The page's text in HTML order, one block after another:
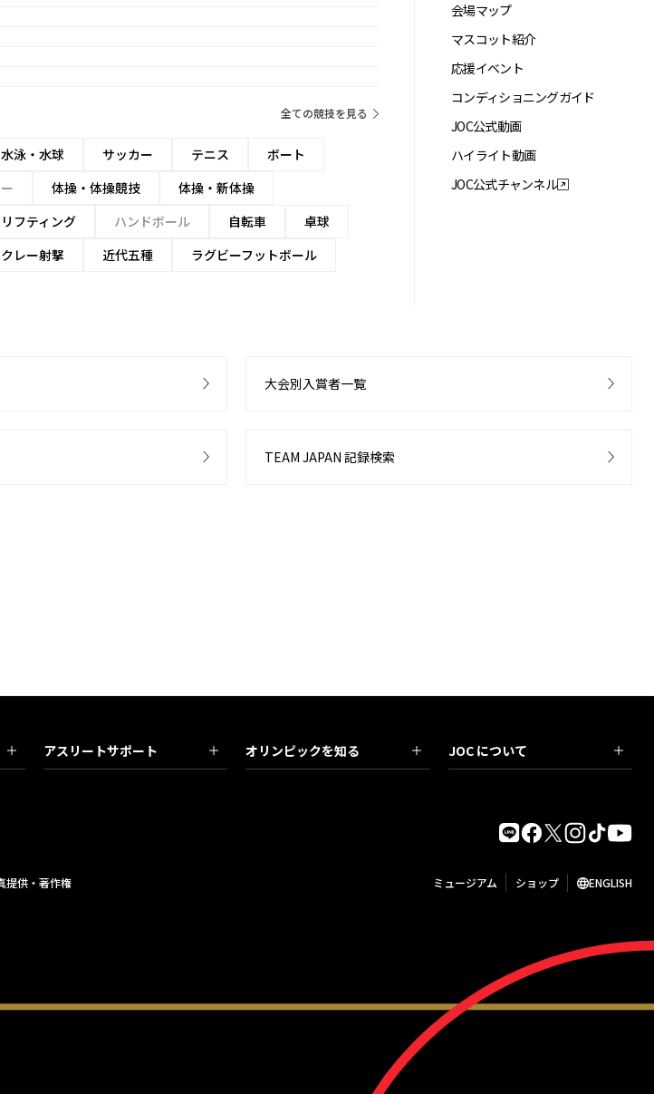
全ての競技を見る
水泳・水球 サッカー テニス
ボート
体操・体操競技
体操・新体操
フティング ハンドボール 自転車
卓球
レー射撃 近代五種
ラグビーフットボール
会場マップ
マスコット紹介
応援イベント
コンディショニングガイド
JOC公式動画
ハイライト動画
JOC公式チャンネル
大会別入賞者一覧
TEAM JAPAN 記録検索
アスリートサポート オリンピックを知る JOC について
提供・著作権 ミュージアム ショップ ENGLISH